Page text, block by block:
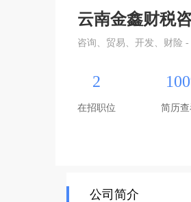
云南金鑫财税
咨询、贸易、开发、财险
2
在招职位 简历
公司简介